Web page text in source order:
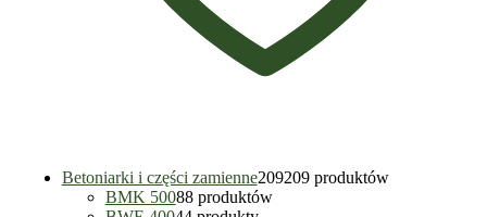
Betoniarki i części zamienne209209 produktów
BMK 50088 produktów